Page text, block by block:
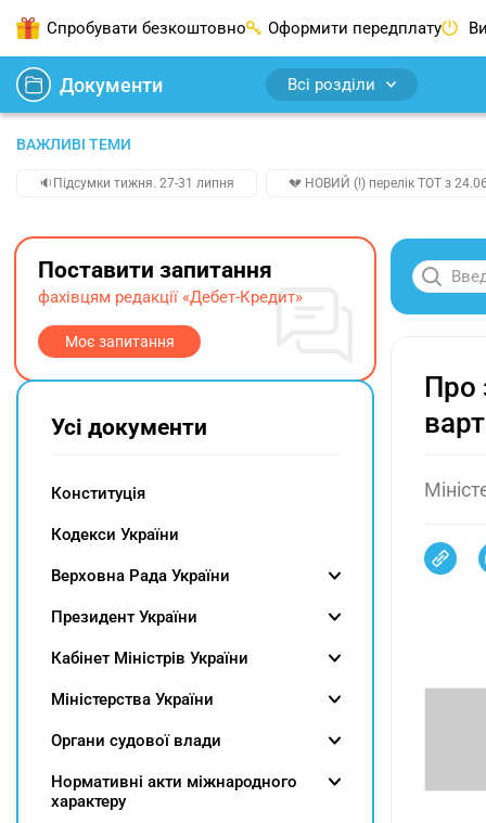
Спробувати безкоштовно Оформити передплату
Документи Всі розділи
ВАЖЛИВІ ТЕМИ
🔉Підсумки тижня. 27-31 липня 💔 НОВИЙ (!) перелік ТОТ з
Про
Поставити запитання
фахівцям редакції «Дебет-Кредит»
Моє запитання
Усі документи
Конституція
Кодекси України
Верховна Рада України
Президент України
Кабінет Міністрів України
Міністерства України
Органи судової влади
Нормативні акти міжнародного
характеру